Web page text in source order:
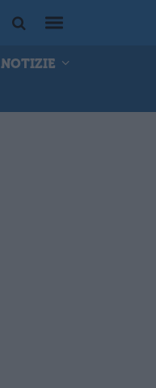
NOTIZIE